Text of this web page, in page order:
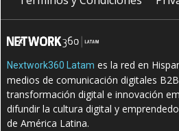
Nextwork360 Latam es la red en
medios de comunicación digitales
transformación digital e innovación
difundir la cultura digital y
de América Latina.